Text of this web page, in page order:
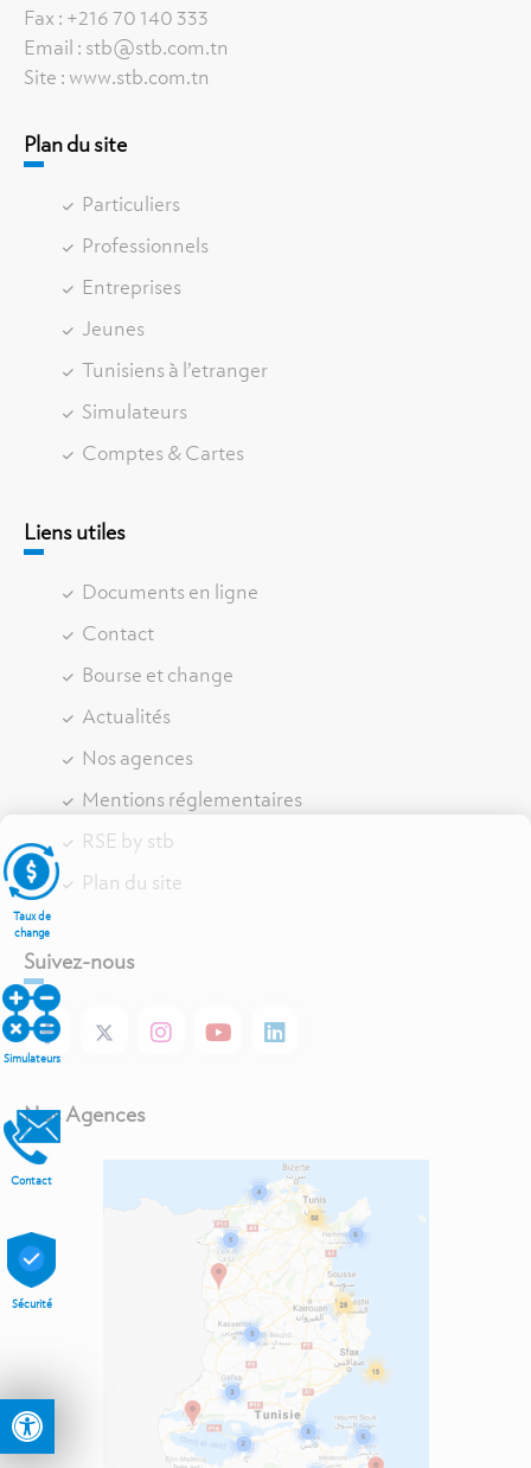
Ouvrir la barre d’outils
Fax : +216 70 140 333
Email : stb@stb.com.tn
Site : www.stb.com.tn
Plan du site
Particuliers
Professionnels
Entreprises
Jeunes
Tunisiens à l’etranger
Simulateurs
Comptes & Cartes
Liens utiles
Documents en ligne
Contact
Bourse et change
Actualités
Nos agences
Mentions réglementaires
RSE by stb
Plan du site
Suivez-nous
Nos Agences
Taux de
change
Simulateurs
Contact
Sécurité